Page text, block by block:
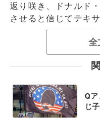
返り咲き、ドナルド
させると信じてテキ
全
Q
じ